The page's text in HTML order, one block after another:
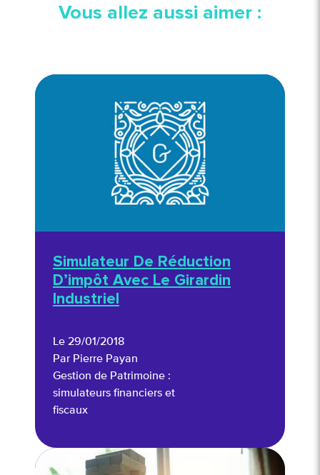
Vous allez aussi aimer :
Simulateur De Réduction
D’impôt Avec Le Girardin
Industriel
Le 29/01/2018
Par Pierre Payan
Gestion de Patrimoine :
simulateurs financiers et
fiscaux